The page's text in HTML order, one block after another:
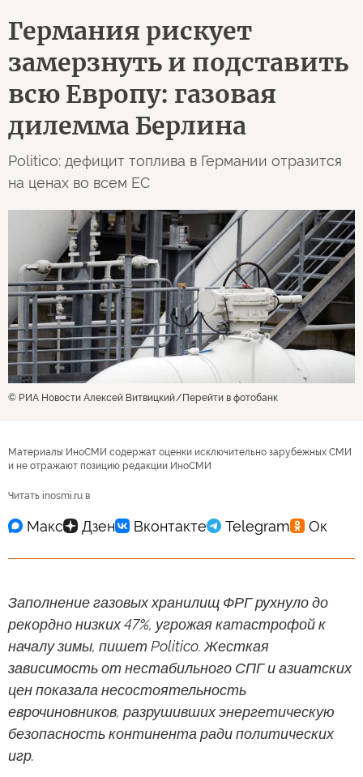
Германия рискует
замерзнуть и подставить
всю Европу: газовая
дилемма Берлина
Politico: дефицит топлива в Германии отразится
на ценах во всем ЕС
© РИА Новости Алексей Витвицкий Перейти в фотобанк
Материалы ИноСМИ содержат оценки исключительно зарубежных СМИ
и не отражают позицию редакции ИноСМИ
Читать inosmi.ru в
Заполнение газовых хранилищ ФРГ рухнуло до
рекордно низких 47%, угрожая катастрофой к
началу зимы, пишет Politico. Жесткая
зависимость от нестабильного СПГ и азиатских
цен показала несостоятельность
еврочиновников, разрушивших энергетическую
безопасность континента ради политических
игр.